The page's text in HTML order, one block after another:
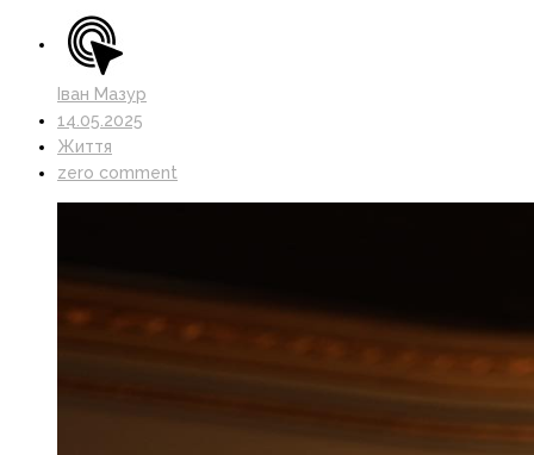
Іван Мазур
14.05.2025
Життя
zero comment